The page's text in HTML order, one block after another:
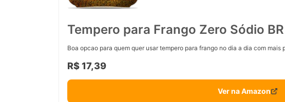
Tempero para Frango Zero Sódio
Boa opcao para quem quer usar tempero para frango no dia a dia com mais
R$ 17,39
Ver na Amazon